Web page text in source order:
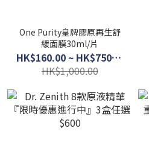
One Purity皇牌膠原再生舒
緩面膜30ml/片
HK$160.00 ~ HK$750.00
HK$1,000.00